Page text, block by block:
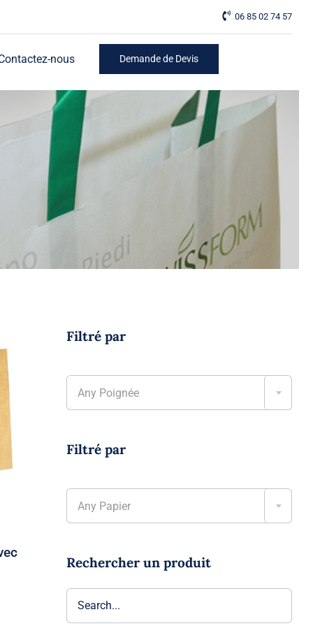
06 85 02 74 57
nous Demande de Devis
Filtré par
Any Poignée
Filtré par
Any Papier
Rechercher un produit